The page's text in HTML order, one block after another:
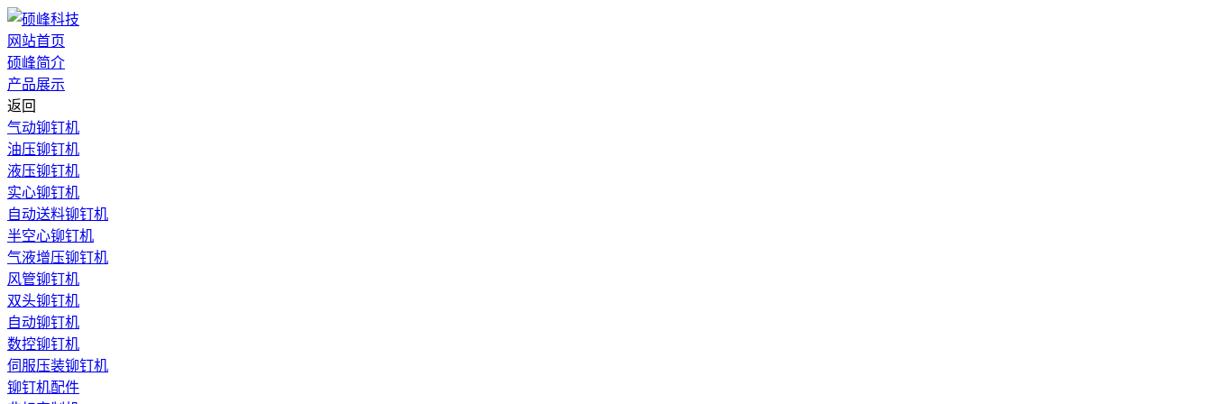
网站首页
硕峰简介
产品展示
返回
气动铆钉机
油压铆钉机
液压铆钉机
实心铆钉机
自动送料铆钉机
半空心铆钉机
气液增压铆钉机
风管铆钉机
双头铆钉机
自动铆钉机
数控铆钉机
伺服压装铆钉机
铆钉机配件